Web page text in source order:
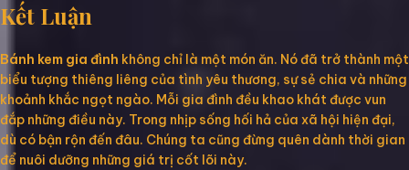
Kết Luận
Bánh kem gia đình không chỉ là một món ăn. Nó đã trở thành một
biểu tượng thiêng liêng của tình yêu thương, sự sẻ chia và những
khoảnh khắc ngọt ngào. Mỗi gia đình đều khao khát được vun
đắp những điều này. Trong nhịp sống hối hả của xã hội hiện đại,
dù có bận rộn đến đâu. Chúng ta cũng đừng quên dành thời gian
để nuôi dưỡng những giá trị cốt lõi này.